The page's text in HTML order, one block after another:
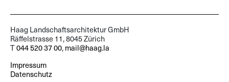
Haag Landschaftsarchitektur GmbH
Räffelstrasse 11, 8045 Zürich
T044 520 37 00,mail@haag.la
Impressum
Datenschutz